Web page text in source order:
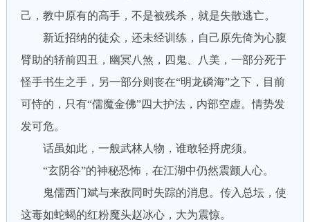
己，教中原有的高手，不是被残杀，就是失散逃亡。
新近招纳的徒众，还未经训练，自己原先倚为心腹
臂助的轿前四丑，幽冥八煞，四鬼、八美，一部分死于
怪手书生之手，另一部分则丧在“明龙磷海”之下，目前
可恃的，只有“儒魔金佛”四大护法，内部空虚。情势发
发可危。
话虽如此，一般武林人物，谁敢轻捋虎须。
“玄阴谷”的神秘恐怖，在江湖中仍然震颤人心。
鬼儒西门斌与来敌同时失踪的消息。传入总坛，使
这毒如蛇蝎的红粉魔头赵冰心，大为震惊。